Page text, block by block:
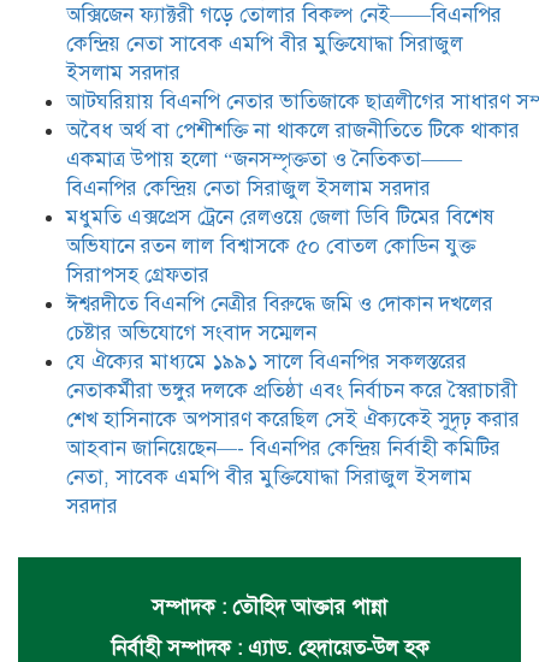
যে ঐক্যের মাধ্যমে ১৯৯১ সালে
বিএনপির সকলস্তরের নেতাকর্মীরা ভঙ্গুর
দলকে প্রতিষ্ঠা এবং নির্বাচন করে
স্বৈরাচারী শেখ হাসিনাকে অপসারণ
করেছিল সেই ঐক্যকেই সুদৃঢ় করার
আহবান জানিয়েছেন—- বিএনপির কেন্দ্রিয় নির্বাহী কমিটির নেতা,
সাবেক এমপি বীর মুক্তিযোদ্ধা সিরাজুল ইসলাম সরদার
অক্সিজেন ফ্যাক্টরী গড়ে তোলার বিকল্প নেই——বিএনপির
কেন্দ্রিয় নেতা সাবেক এমপি বীর মুক্তিযোদ্ধা সিরাজুল
ইসলাম সরদার
আটঘরিয়ায় বিএনপি নেতার ভাতিজাকে ছাত্রলীগের সাধারণ
​​অবৈধ অর্থ বা পেশীশক্তি না থাকলে রাজনীতিতে টিকে থাকার
একমাত্র উপায় হলো “জনসম্পৃক্ততা ও নৈতিকতা——
বিএনপির কেন্দ্রিয় নেতা সিরাজুল ইসলাম সরদার
মধুমতি এক্সপ্রেস ট্রেনে রেলওয়ে জেলা ডিবি টিমের বিশেষ
অভিযানে রতন লাল বিশ্বাসকে ৫০ বোতল কোডিন যুক্ত
সিরাপসহ গ্রেফতার
ঈশ্বরদীতে বিএনপি নেত্রীর বিরুদ্ধে জমি ও দোকান দখলের
চেষ্টার অভিযোগে সংবাদ সম্মেলন
যে ঐক্যের মাধ্যমে ১৯৯১ সালে বিএনপির সকলস্তরের
নেতাকর্মীরা ভঙ্গুর দলকে প্রতিষ্ঠা এবং নির্বাচন করে স্বৈরাচারী
শেখ হাসিনাকে অপসারণ করেছিল সেই ঐক্যকেই সুদৃঢ় করার
আহবান জানিয়েছেন—- বিএনপির কেন্দ্রিয় নির্বাহী কমিটির
নেতা, সাবেক এমপি বীর মুক্তিযোদ্ধা সিরাজুল ইসলাম
সরদার
সম্পাদক : তৌহিদ আক্তার পান্না
নির্বাহী সম্পাদক : এ্যাড. হেদায়েত-উল হক